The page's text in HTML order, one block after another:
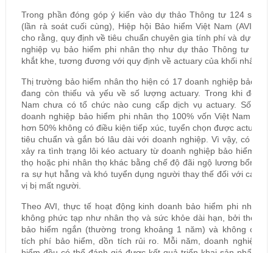
Trong phần đóng góp ý kiến vào dự thảo Thông tư 124 sửa
(lần rà soát cuối cùng), Hiệp hội Bảo hiểm Việt Nam (AVI)
cho rằng, quy định về tiêu chuẩn chuyên gia tính phí và dự
nghiệp vụ bảo hiểm phi nhân thọ như dự thảo Thông tư là
khắt khe, tương đương với quy định về actuary của khối nhân
Thị trường bảo hiểm nhân thọ hiện có 17 doanh nghiệp bảo
đang còn thiếu và yếu về số lượng actuary. Trong khi đó,
Nam chưa có tổ chức nào cung cấp dịch vụ actuary. Số
doanh nghiệp bảo hiểm phi nhân thọ 100% vốn Việt Nam
hơn 50% không có điều kiện tiếp xúc, tuyển chọn được actuary
tiêu chuẩn và gắn bó lâu dài với doanh nghiệp. Vì vậy, có thể
xảy ra tình trạng lôi kéo actuary từ doanh nghiệp bảo hiểm
thọ hoặc phi nhân thọ khác bằng chế độ đãi ngộ lương bổng,
ra sự hụt hẫng và khó tuyển dụng người thay thế đối với các
vị bị mất người.
Theo AVI, thực tế hoạt động kinh doanh bảo hiểm phi nhân
không phức tạp như nhân thọ và sức khỏe dài hạn, bởi thời
bảo hiểm ngắn (thường trong khoảng 1 năm) và không có
tích phí bảo hiểm, dồn tích rủi ro. Mỗi năm, doanh nghiệp